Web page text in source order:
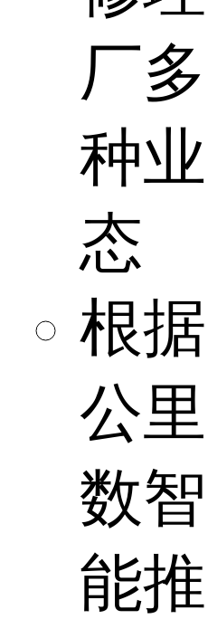
厂多
种业
态
根据
公里
数智
能推